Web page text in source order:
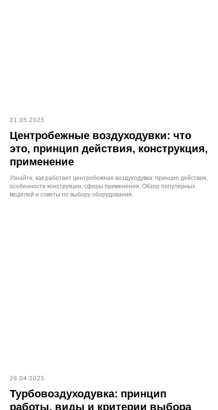
21.05.2025
Центробежные воздуходувки: что
это, принцип действия, конструкция,
применение
Узнайте, как работает центробежная воздуходувка: принцип действия,
особенности конструкции, сферы применения. Обзор популярных
моделей и советы по выбору оборудования.
28.04.2025
Турбовоздуходувка: принцип
работы, виды и критерии выбора